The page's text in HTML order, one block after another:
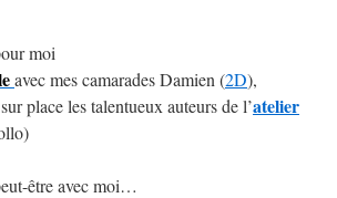
moi
avec mes camarades Damien (2D),
place les talentueux auteurs de l’atelier
être avec moi…